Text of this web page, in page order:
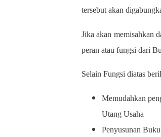
tersebut akan
Jika akan memisahkan
peran atau fungsi dari
Selain Fungsi diatas
Memudahkan
Utang Usaha
Penyusunan